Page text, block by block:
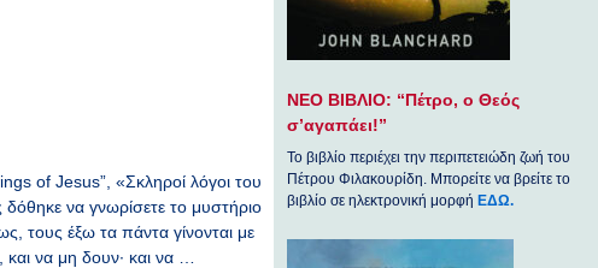
of Jesus”, «Σκληροί λόγοι του
να γνωρίσετε το μυστήριο
τους έξω τα πάντα γίνονται με
να μη δουν· και να …
ΝΕΟ ΒΙΒΛΙΟ: “Πέτρο, ο Θεός
σ’αγαπάει!”
Το βιβλίο περιέχει την περιπετειώδη ζωή του
Πέτρου Φιλακουρίδη. Μπορείτε να βρείτε το
βιβλίο σε ηλεκτρονική μορφήΕΔΩ.